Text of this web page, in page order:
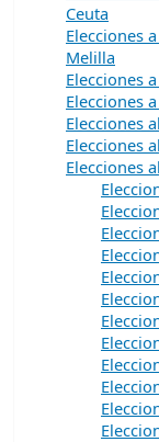
Ceuta
Elecciones
Melilla
Elecciones
Elecciones
Elecciones
Elecciones
Elecciones